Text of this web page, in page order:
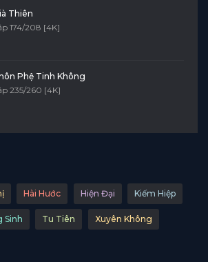
Thiên
174/208 [4K]
Phệ Tinh Không
235/260 [4K]
Hài Hước Hiện Đại Kiếm Hiệp
Sinh Tu Tiên Xuyên Không